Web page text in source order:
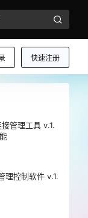
快速注册
理控制软件 v.1.